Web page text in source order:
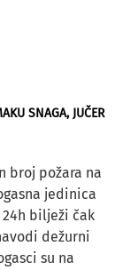
SNAGA, JUČER
broj požara na
jedinica
bilježi čak
dežurni
su na